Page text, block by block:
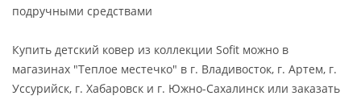
подручными средствами
Купить детский ковер из коллекции Sofit можно в
магазинах "Теплое местечко" в г. Владивосток, г. Артем, г.
Уссурийск, г. Хабаровск и г. Южно-Сахалинск или заказать